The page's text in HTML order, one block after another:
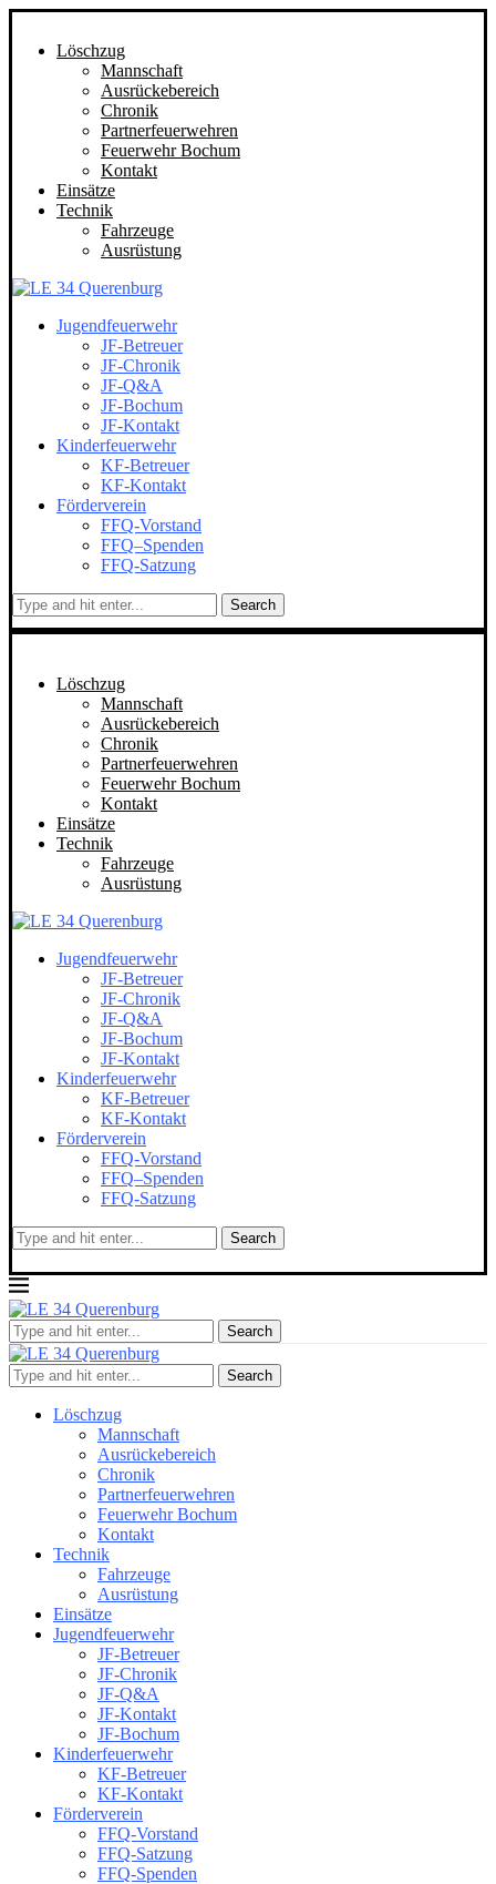
Löschzug
Mannschaft
Ausrückebereich
Chronik
Partnerfeuerwehren
Feuerwehr Bochum
Kontakt
Einsätze
Technik
Fahrzeuge
Ausrüstung
Jugendfeuerwehr
JF-Betreuer
JF-Chronik
JF-Q&A
JF-Bochum
JF-Kontakt
Kinderfeuerwehr
KF-Betreuer
KF-Kontakt
Förderverein
FFQ-Vorstand
FFQ–Spenden
FFQ-Satzung
Search
Löschzug
Mannschaft
Ausrückebereich
Chronik
Partnerfeuerwehren
Feuerwehr Bochum
Kontakt
Einsätze
Technik
Fahrzeuge
Ausrüstung
Jugendfeuerwehr
JF-Betreuer
JF-Chronik
JF-Q&A
JF-Bochum
JF-Kontakt
Kinderfeuerwehr
KF-Betreuer
KF-Kontakt
Förderverein
FFQ-Vorstand
FFQ–Spenden
FFQ-Satzung
Search
Search
Search
Löschzug
Mannschaft
Ausrückebereich
Chronik
Partnerfeuerwehren
Feuerwehr Bochum
Kontakt
Technik
Fahrzeuge
Ausrüstung
Einsätze
Jugendfeuerwehr
JF-Betreuer
JF-Chronik
JF-Q&A
JF-Kontakt
JF-Bochum
Kinderfeuerwehr
KF-Betreuer
KF-Kontakt
Förderverein
FFQ-Vorstand
FFQ-Satzung
FFQ-Spenden